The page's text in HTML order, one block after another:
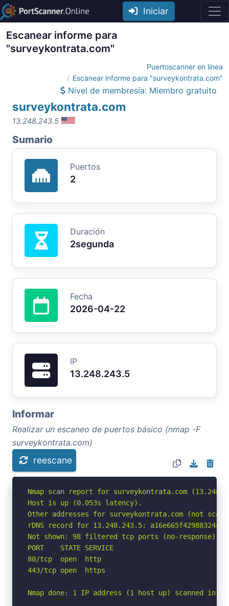
Iniciar
Escanear informe para
"surveykontrata.com"
Puertoscanner en línea
Escanear informe para "surveykontrata.com"
Nivel de membresía: Miembro gratuito
surveykontrata.com
13.248.243.5
Sumario
Puertos
2
Duración
2segunda
Fecha
2026-04-22
IP
13.248.243.5
Informar
Realizar un escaneo de puertos básico (nmap -F
surveykontrata.com)
reescane
Nmap scan report for surveykontrata.com
Host is up (0.053s latency).
Other addresses for surveykontrata.com (not
rDNS record for 13.248.243.5:
Not shown: 98 filtered tcp ports (no-response)
PORT    STATE SERVICE
80/tcp  open  http
443/tcp open  https
Nmap done: 1 IP address (1 host up) scanned in